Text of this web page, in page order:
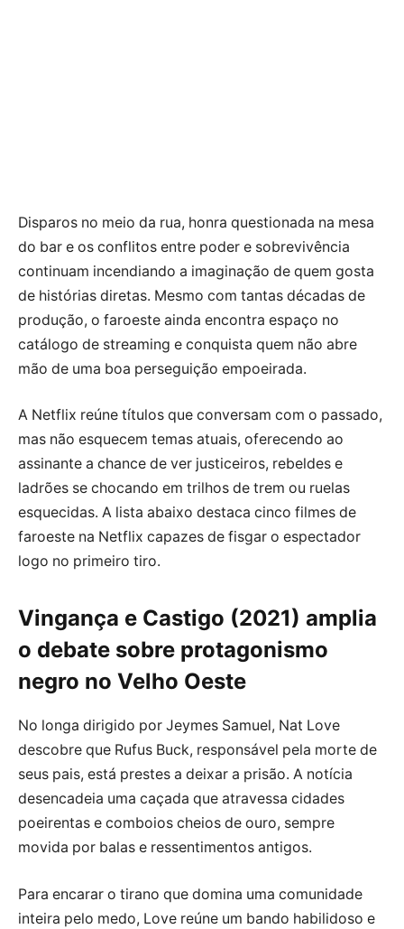
Disparos no meio da rua, honra questionada na mesa
do bar e os conflitos entre poder e sobrevivência
continuam incendiando a imaginação de quem gosta
de histórias diretas. Mesmo com tantas décadas de
produção, o faroeste ainda encontra espaço no
catálogo de streaming e conquista quem não abre
mão de uma boa perseguição empoeirada.
A Netflix reúne títulos que conversam com o passado,
mas não esquecem temas atuais, oferecendo ao
assinante a chance de ver justiceiros, rebeldes e
ladrões se chocando em trilhos de trem ou ruelas
esquecidas. A lista abaixo destaca cinco filmes de
faroeste na Netflix capazes de fisgar o espectador
logo no primeiro tiro.
Vingança e Castigo (2021) amplia
o debate sobre protagonismo
negro no Velho Oeste
No longa dirigido por Jeymes Samuel, Nat Love
descobre que Rufus Buck, responsável pela morte de
seus pais, está prestes a deixar a prisão. A notícia
desencadeia uma caçada que atravessa cidades
poeirentas e comboios cheios de ouro, sempre
movida por balas e ressentimentos antigos.
Para encarar o tirano que domina uma comunidade
inteira pelo medo, Love reúne um bando habilidoso e